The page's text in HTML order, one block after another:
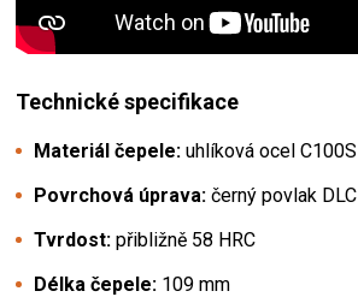
Technické specifikace
Materiál čepele: uhlíková ocel C100S
Povrchová úprava: černý povlak DLC
Tvrdost: přibližně 58 HRC
Délka čepele: 109 mm